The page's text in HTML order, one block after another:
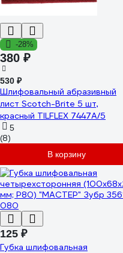
-28%
380 ₽
530 ₽
Шлифовальный абразивный
лист Scotch-Brite 5 шт,
красный TILFLEX 7447A/5
5
(8)
В корзину
125 ₽
Губка шлифовальная